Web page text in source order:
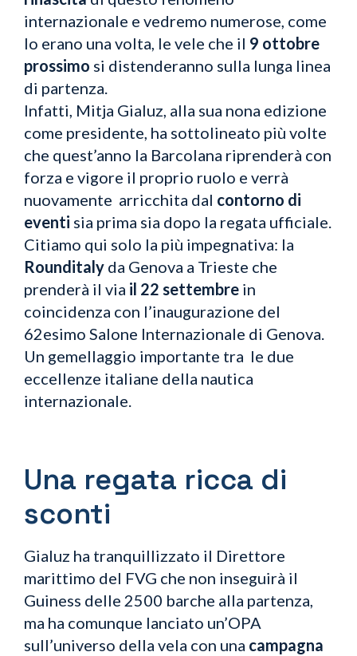
internazionale e vedremo numerose, come
lo erano una volta, le vele che il 9 ottobre
prossimo si distenderanno sulla lunga linea
di partenza.
Infatti, Mitja Gialuz, alla sua nona edizione
come presidente, ha sottolineato più volte
che quest’anno la Barcolana riprenderà con
forza e vigore il proprio ruolo e verrà
nuovamente arricchita dal contorno di
eventi sia prima sia dopo la regata ufficiale.
Citiamo qui solo la più impegnativa: la
Rounditaly da Genova a Trieste che
prenderà il via il 22 settembre in
coincidenza con l’inaugurazione del
62esimo Salone Internazionale di Genova.
Un gemellaggio importante tra le due
eccellenze italiane della nautica
internazionale.
Una regata ricca di
sconti
Gialuz ha tranquillizzato il Direttore
marittimo del FVG che non inseguirà il
Guiness delle 2500 barche alla partenza,
ma ha comunque lanciato un’OPA
sull’universo della vela con una campagna